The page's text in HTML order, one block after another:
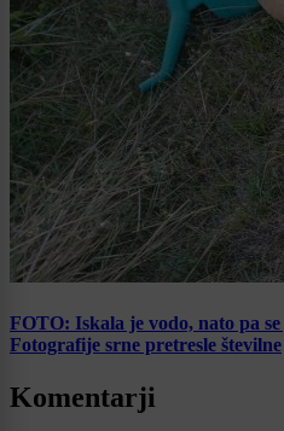
FOTO: Iskala je vodo, nato pa
Fotografije srne pretresle številne
Komentarji